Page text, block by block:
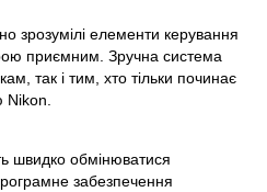
зрозумілі елементи керування
приємним. Зручна система
так і тим, хто тільки починає
Nikon.
швидко обмінюватися
забезпечення